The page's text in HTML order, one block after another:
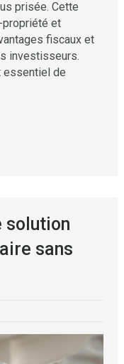
prisée. Cette
propriété et
fiscaux et
investisseurs.
essentiel de
solution
sans